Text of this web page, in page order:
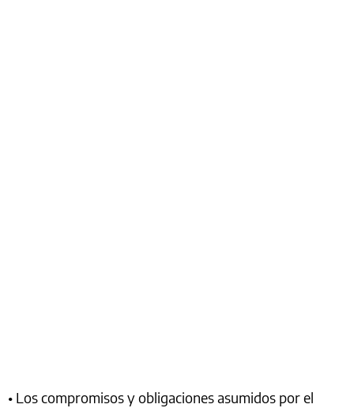
• Los compromisos y obligaciones asumidos por el